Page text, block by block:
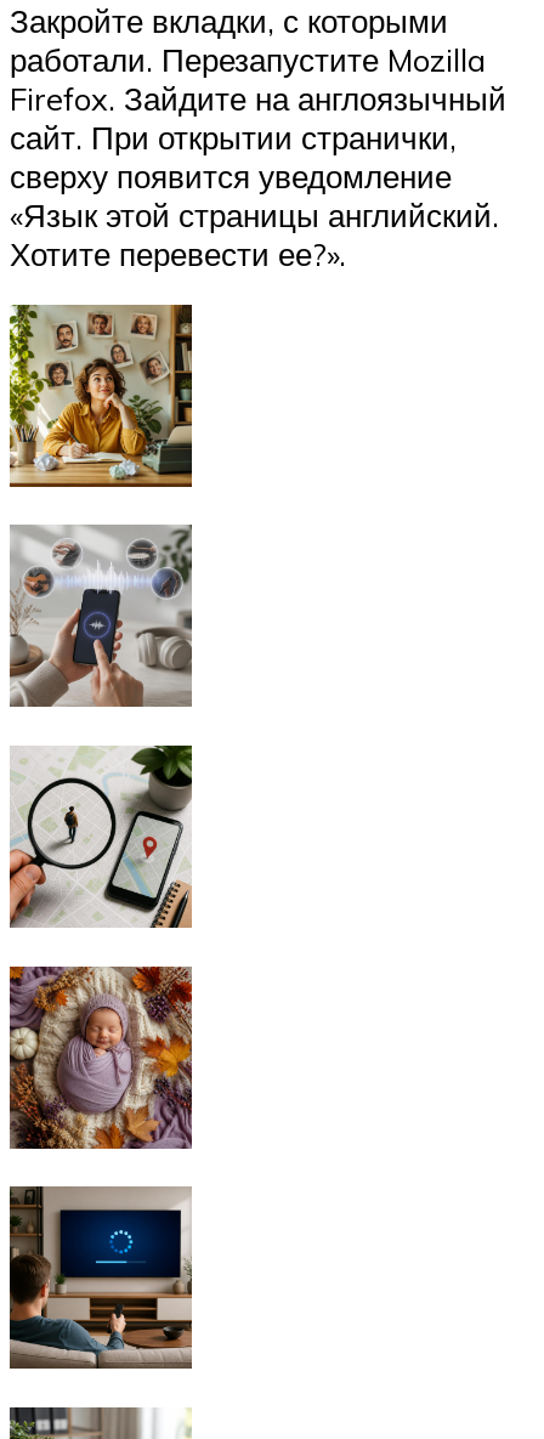
Закройте вкладки, с которыми
работали. Перезапустите Mozilla
Firefox. Зайдите на англоязычный
сайт. При открытии странички,
сверху появится уведомление
«Язык этой страницы английский.
Хотите перевести ее?».